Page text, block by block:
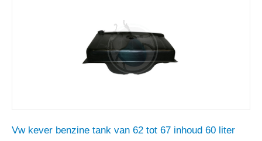
Vw kever benzine tank van 62 tot 67 inhoud 60 liter